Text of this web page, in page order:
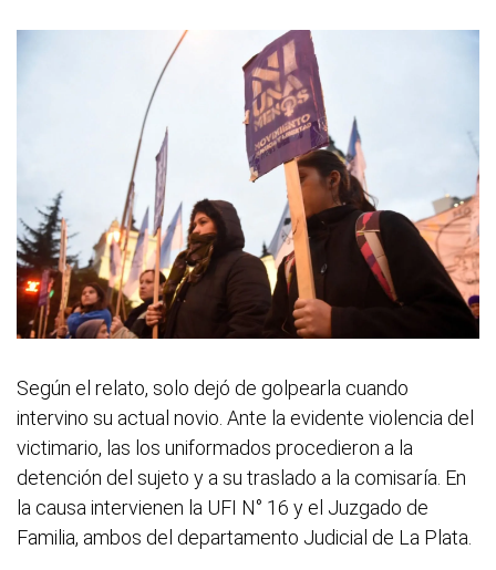
Según el relato, solo dejó de golpearla cuando
intervino su actual novio. Ante la evidente violencia del
victimario, las los uniformados procedieron a la
detención del sujeto y a su traslado a la comisaría. En
la causa intervienen la UFI N° 16 y el Juzgado de
Familia, ambos del departamento Judicial de La Plata.